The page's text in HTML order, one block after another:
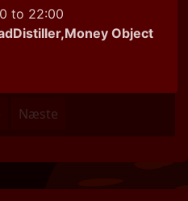
af 0 linjer
Næste
to 22:00
Object